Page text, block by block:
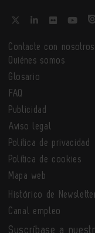
Contacte con nosotros
Quiénes somos
Glosario
FAQ
Publicidad
Aviso legal
Política de privacidad
Política de cookies
Mapa web
Histórico de
Canal empleo
Suscríbase a